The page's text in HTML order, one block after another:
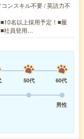
ンスキル不要 / 英語力不
名以上採用予定！■履
■社員登用…
50代
60代
男性